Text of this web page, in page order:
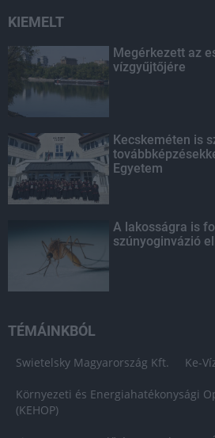
KIEMELT
Megérkezett az
vízgyűjtőjére
Kecskeméten is
Egyetem
A lakosságra is
szúnyoginvázió
TÉMÁINKBÓL
Swietelsky Magyarország Kft. Ke-
Környezeti és Energiahatékonysági
(KEHOP)